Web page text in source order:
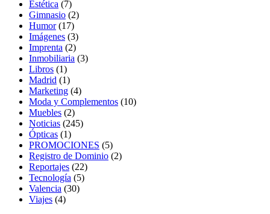
Estética (7)
Gimnasio (2)
Humor(17)
Imágenes (3)
Imprenta (2)
Inmobiliaria (3)
Libros (1)
Madrid (1)
Marketing (4)
Moda y Complementos (10)
Muebles (2)
Noticias (245)
Ópticas (1)
PROMOCIONES (5)
Registro de Dominio (2)
Reportajes (22)
Tecnología (5)
Valencia (30)
Viajes (4)